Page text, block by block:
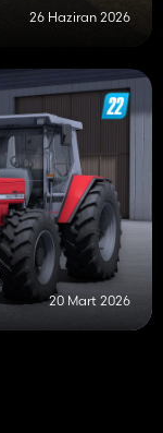
26 Haziran 2026
20 Mart 2026